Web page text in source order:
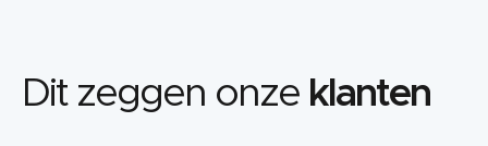
Dit zeggen onze klanten